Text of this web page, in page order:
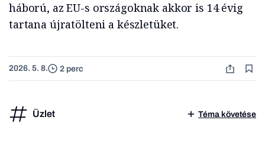
háború, az EU-s országoknak akkor is 14 évig
tartana újratölteni a készletüket.
2026. 5. 8. 2 perc
Üzlet Téma követése